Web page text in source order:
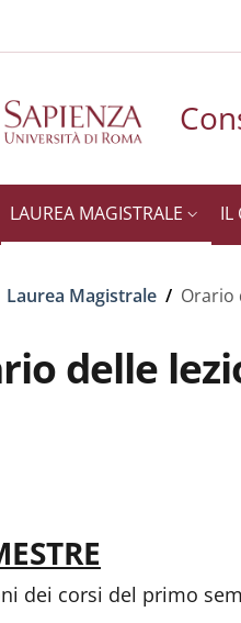
LAUREA MAGISTRALE IL
pane
Laurea Magistrale / Orario
delle
dei corsi del primo